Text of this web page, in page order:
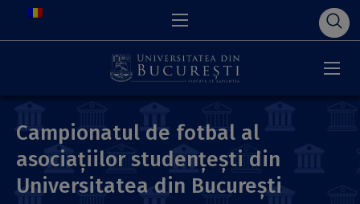
Campionatul de fotbal al
asociațiilor studențești din
Universitatea din București